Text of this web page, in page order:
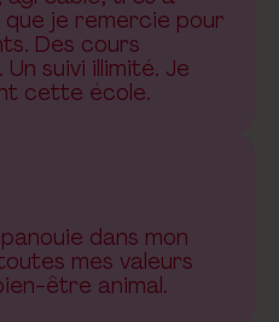
je remercie pour
Des cours
suivi illimité. Je
cette école.
dans mon
mes valeurs
être animal.